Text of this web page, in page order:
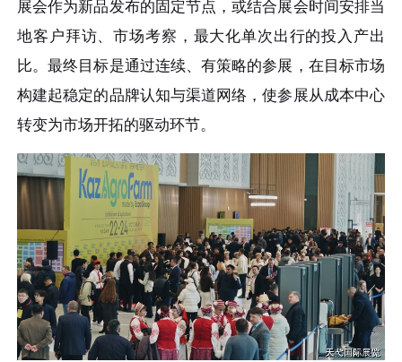
展会作为新品发布的固定节点，或结合展会时间安排当
地客户拜访、市场考察，最大化单次出行的投入产出
比。最终目标是通过连续、有策略的参展，在目标市场
构建起稳定的品牌认知与渠道网络，使参展从成本中心
转变为市场开拓的驱动环节。